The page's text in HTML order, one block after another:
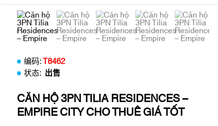
编码:T8462
状态: 出售
CĂN HỘ 3PN TILIA RESIDENCES –
EMPIRE CITY CHO THUÊ GIÁ TỐT